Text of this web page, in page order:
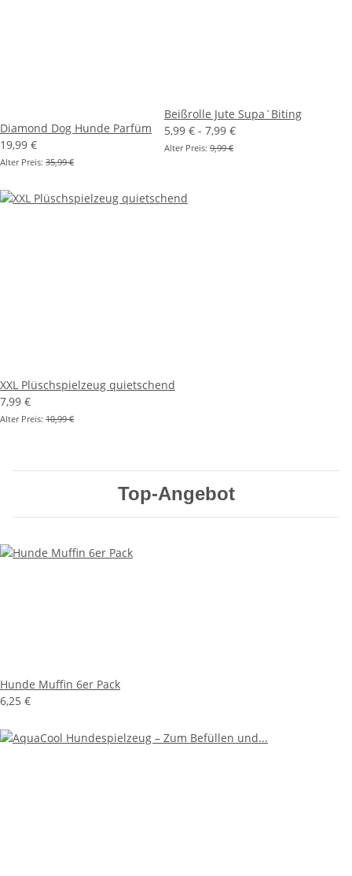
Diamond Dog Hunde Parfüm
19,99 €
Alter Preis: 35,99 €
Beißrolle Jute Supa`Biting
5,99 € - 7,99 €
Alter Preis: 9,99 €
XXL Plüschspielzeug quietschend
7,99 €
Alter Preis: 10,99 €
Top-Angebot
Hunde Muffin 6er Pack
6,25 €